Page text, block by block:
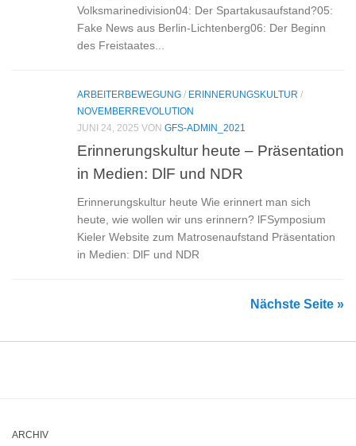
Volksmarinedivision04: Der Spartakusaufstand?05:
Fake News aus Berlin-Lichtenberg06: Der Beginn
des Freistaates...
ARBEITERBEWEGUNG / ERINNERUNGSKULTUR /
NOVEMBERREVOLUTION
JUNI 24, 2025 VON GFS-ADMIN_2021
Erinnerungskultur heute – Präsentation
in Medien: DlF und NDR
Erinnerungskultur heute Wie erinnert man sich
heute, wie wollen wir uns erinnern? lFSymposium
Kieler Website zum Matrosenaufstand Präsentation
in Medien: DlF und NDR
Nächste Seite »
ARCHIV